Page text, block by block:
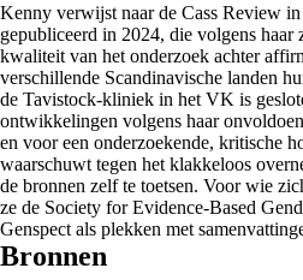
Kenny verwijst naar de Cass Review
gepubliceerd in 2024, die volgens haar
kwaliteit van het onderzoek achter
verschillende Scandinavische landen
de Tavistock-kliniek in het VK is
ontwikkelingen volgens haar
en voor een onderzoekende, kritische
waarschuwt tegen het klakkeloos
de bronnen zelf te toetsen. Voor wie
ze de Society for Evidence-Based
Genspect als plekken met
Bronnen